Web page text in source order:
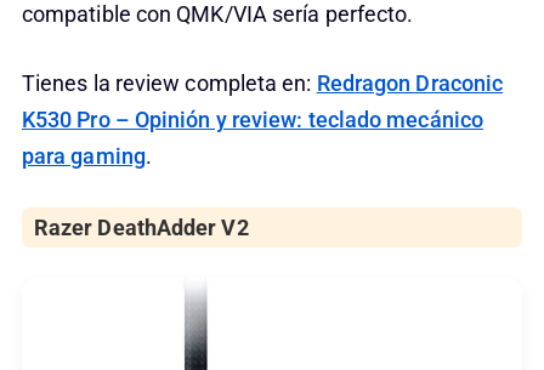
compatible con QMK/VIA sería perfecto.
Tienes la review completa en: Redragon Draconic
K530 Pro – Opinión y review: teclado mecánico
para gaming.
Razer DeathAdder V2